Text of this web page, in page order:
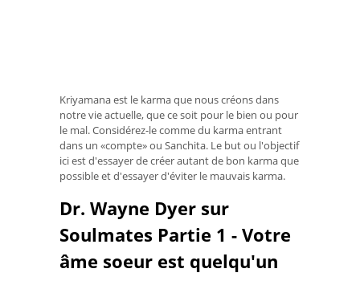
Kriyamana est le karma que nous créons dans
notre vie actuelle, que ce soit pour le bien ou pour
le mal. Considérez-le comme du karma entrant
dans un «compte» ou Sanchita. Le but ou l'objectif
ici est d'essayer de créer autant de bon karma que
possible et d'essayer d'éviter le mauvais karma.
Dr. Wayne Dyer sur
Soulmates Partie 1 - Votre
âme soeur est quelqu'un